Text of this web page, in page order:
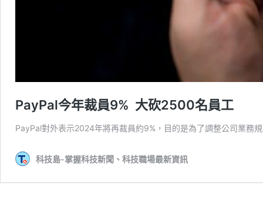
PayPal今年裁員9% 大砍2500名員工
PayPal對外表示2024年將再裁員約9%，目的是為了調整公司業務
科技島-掌握科技新聞、科技職場最新資訊